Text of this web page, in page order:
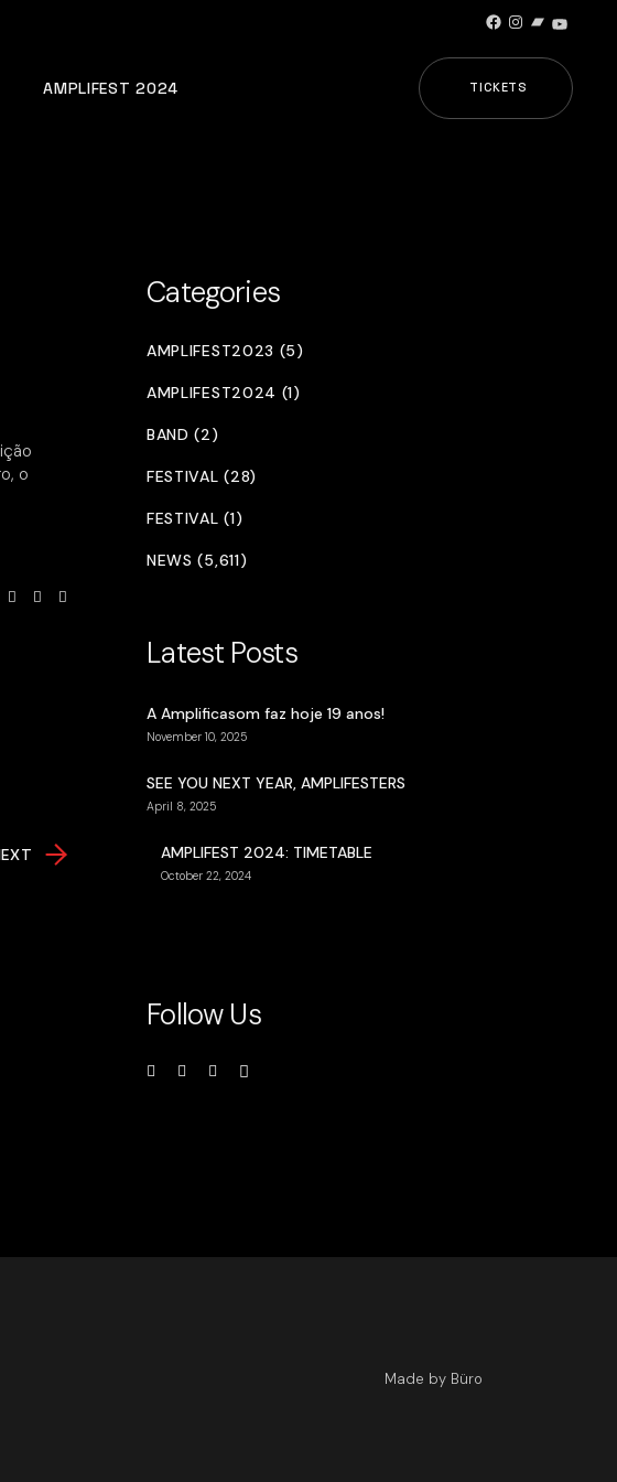
Facebook
Instagram
Bandcamp
AMPLIFEST 2024 TICKETS
o
Categories
AMPLIFEST2023 (5)
AMPLIFEST2024 (1)
BAND (2)
FESTIVAL (28)
FESTIVAL (1)
NEWS (5,611)
Latest Posts
A Amplificasom faz hoje 19 anos!
November 10, 2025
SEE YOU NEXT YEAR, AMPLIFESTERS
April 8, 2025
AMPLIFEST 2024: TIMETABLE
October 22, 2024
Follow Us
Made by Büro